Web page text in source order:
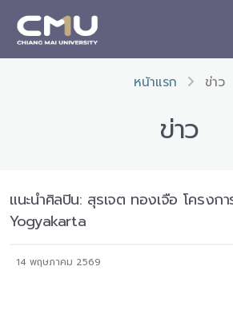
หน้าแรก ข่าว
ข่าว
แนะนำศิลปิน: สุรเจต ทองเจือ โครงกา
Yogyakarta
14 พฤษภาคม 2569